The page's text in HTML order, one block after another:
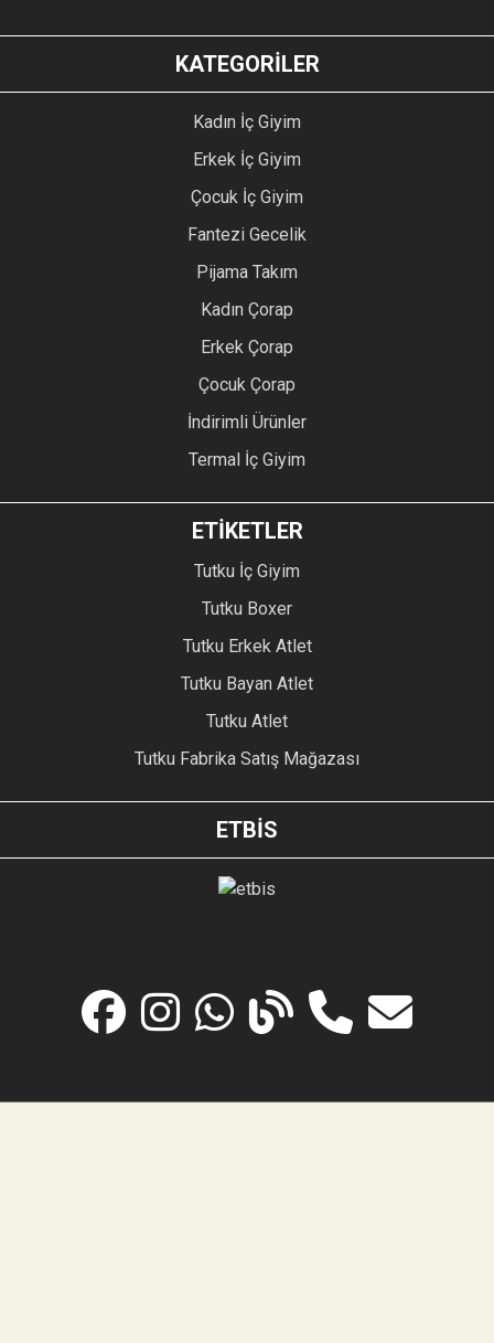
KATEGORİLER
Kadın İç Giyim
Erkek İç Giyim
Çocuk İç Giyim
Fantezi Gecelik
Pijama Takım
Kadın Çorap
Erkek Çorap
Çocuk Çorap
İndirimli Ürünler
Termal İç Giyim
ETİKETLER
Tutku İç Giyim
Tutku Boxer
Tutku Erkek Atlet
Tutku Bayan Atlet
Tutku Atlet
Tutku Fabrika Satış Mağazası
ETBİS